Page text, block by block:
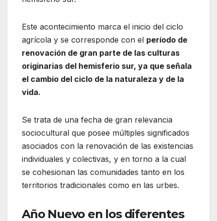
Este acontecimiento marca el inicio del ciclo
agrícola y se corresponde con el período de
renovación de gran parte de las culturas
originarias del hemisferio sur, ya que señala
el cambio del ciclo de la naturaleza y de la
vida.
Se trata de una fecha de gran relevancia
sociocultural que posee múltiples significados
asociados con la renovación de las existencias
individuales y colectivas, y en torno a la cual
se cohesionan las comunidades tanto en los
territorios tradicionales como en las urbes.
Año Nuevo en los diferentes